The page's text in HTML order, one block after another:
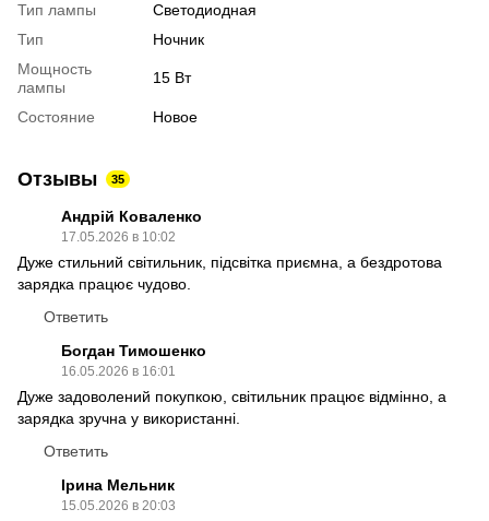
Тип лампы
Светодиодная
Тип
Ночник
Мощность
лампы
15 Вт
Состояние Новое
Отзывы 35
Андрій Коваленко
17.05.2026 в 10:02
Дуже стильний світильник, підсвітка приємна, а бездротова
зарядка працює чудово.
Ответить
Богдан Тимошенко
16.05.2026 в 16:01
Дуже задоволений покупкою, світильник працює відмінно, а
зарядка зручна у використанні.
Ответить
Ірина Мельник
15.05.2026 в 20:03